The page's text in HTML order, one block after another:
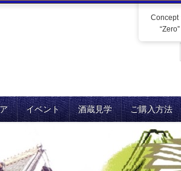
Concept
“Zero”
イベント 酒蔵見学 ご購入方法